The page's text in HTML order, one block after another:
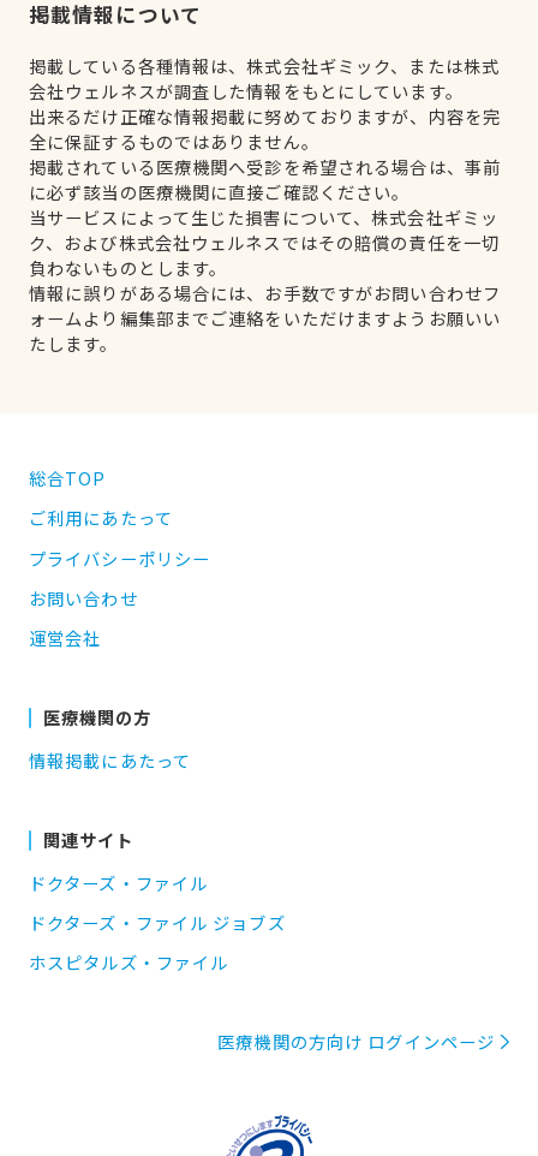
掲載情報について
掲載している各種情報は、株式会社ギミック、または株式
会社ウェルネスが調査した情報をもとにしています。
出来るだけ正確な情報掲載に努めておりますが、内容を完
全に保証するものではありません。
掲載されている医療機関へ受診を希望される場合は、事前
に必ず該当の医療機関に直接ご確認ください。
当サービスによって生じた損害について、株式会社ギミッ
ク、および株式会社ウェルネスではその賠償の責任を一切
負わないものとします。
情報に誤りがある場合には、お手数ですがお問い合わせフ
ォームより編集部までご連絡をいただけますようお願いい
たします。
総合TOP
ご利用にあたって
プライバシーポリシー
お問い合わせ
運営会社
医療機関の方
情報掲載にあたって
関連サイト
ドクターズ・ファイル
ドクターズ・ファイル ジョブズ
ホスピタルズ・ファイル
医療機関の方向け ログインページ